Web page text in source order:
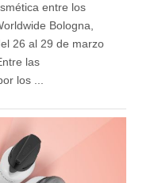
entre los
Bologna,
26 al 29 de marzo
las
los ...